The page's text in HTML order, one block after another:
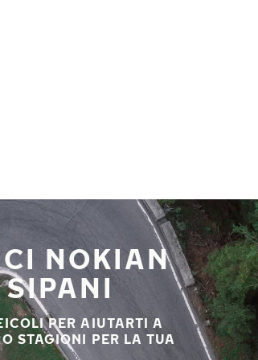
NOKIAN
SIPANI
PER AIUTARTI A
STAGIONI PER LA TUA